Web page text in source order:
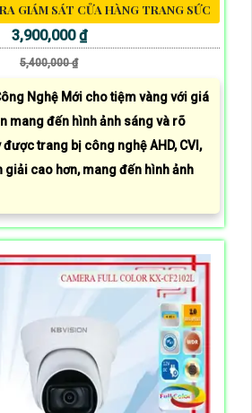
GIÁM SÁT CỬA HÀNG TRANG SỨC
3,900,000 ₫
5,400,000 ₫
Nghệ Mới cho tiệm vàng với giá
mang đến hình ảnh sáng và rõ
trang bị công nghệ AHD, CVI,
giải cao hơn, mang đến hình ảnh